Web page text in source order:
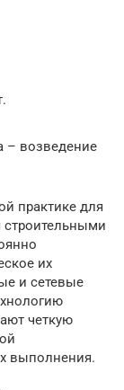
– возведение
практике для
строительными
их
и сетевые
четкую
выполнения.